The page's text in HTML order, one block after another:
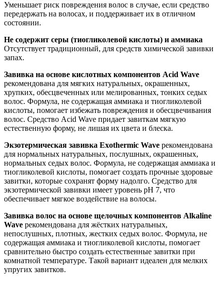
Уменьшает риск повреждения волос в случае, если средство
передержать на волосах, и поддерживает их в отличном
состоянии.
Не содержит серы (тиогликолевой кислоты) и аммиака
Отсутствует традиционный, для средств химической завивки
запах.
Завивка на основе кислотных компонентов Acid Wave
рекомендована для мягких натуральных, окрашенных,
хрупких, обесцвеченных или мелированных, тонких седых
волос. Формула, не содержащая аммиака и тиогликолевой
кислоты, помогает избежать повреждения и обесцвечивания
волос. Средство Acid Wave придает завиткам мягкую
естественную форму, не лишая их цвета и блеска.
Экзотермическая завивка Exothermic Wave рекомендована
для нормальных натуральных, послушных, окрашенных,
нормальных седых волос. Формула, не содержащая аммиака и
тиогликолевой кислоты, помогает создать прочные здоровые
завитки, которые сохранят форму надолго. Средство для
экзотермической завивки имеет уровень pH 7, что
обеспечивает мягкое воздействие на волосы.
Завивка волос на основе щелочных компонентов Alkaline
Wave рекомендована для жёстких натуральных,
непослушных, плотных, жестких седых волос. Формула, не
содержащая аммиака и тиогликолевой кислоты, помогает
сравнительно быстро создать естественные завитки при
комнатной температуре. Такой вариант идеален для мелких
упругих завитков.